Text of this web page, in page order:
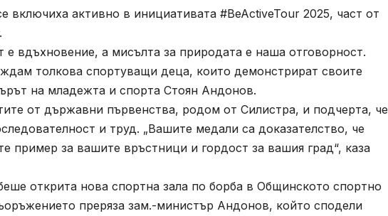
активно в инициативата #BeActiveTour 2025, част от
вдъхновение, а мисълта за природата е наша отговорност.
толкова спортуващи деца, които демонстрират своите
на младежта и спорта Стоян Андонов.
от държавни първенства, родом от Силистра, и подчерта, че
и труд. „Вашите медали са доказателство, че
пример за вашите връстници и гордост за вашия град“, каза
открита нова спортна зала по борба в Общинското спортно
преряза зам.-министър Андонов, който сподели